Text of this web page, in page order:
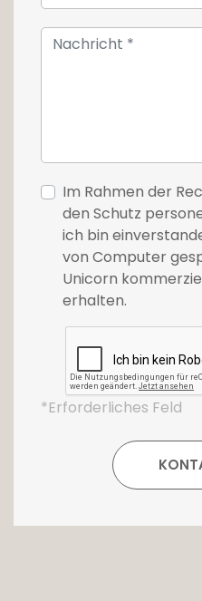
Im Rahmen der
den Schutz
ich bin
von Computer
Unicorn
erhalten.
*Erforderliches Feld